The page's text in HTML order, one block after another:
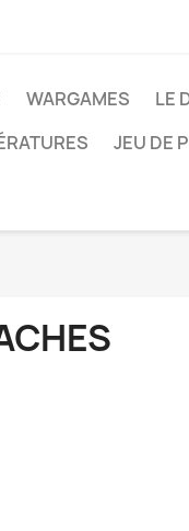
WARGAMES
LE
JEU DE